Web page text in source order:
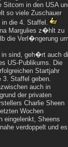
Sitcom in den USA
so viele Zuschauer
die 4. Staffel.
Margulies z�hlt zu
die Verl�ngerung
in sind, geh�rt auch
US-Publikums. Die
Startjahr
Staffel geben.
auch in
der privaten
Charlie Sheen
Wochen
eingelenkt, Sheens
verdoppelt und es